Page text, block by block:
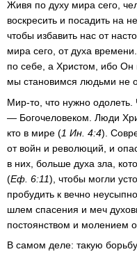
Живя по духу мира сего,
воскресить и посадить на
чтобы избавить нас от
мира сего, от духа
по себе, а Христом, ибо
мы становимся людьми не
Мир-то, что нужно
— Богочеловеком. Люди
кто в мире (1 Ин. 4:4).
от войн и революций, и
в них, больше духа зла,
(Еф. 6:11), чтобы могли
пробудить к вечно
шлем спасения и меч
постоянством и молением
В самом деле: такую